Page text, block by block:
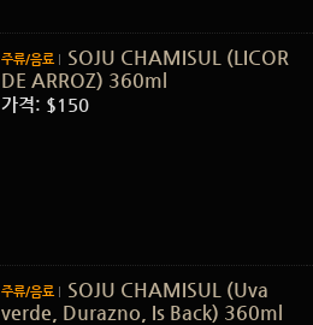
주류/음료
SOJU CHAMISUL (LICOR
DE ARROZ) 360ml
가격: $150
주류/음료
SOJU CHAMISUL (Uva
verde, Durazno, Is Back) 360ml